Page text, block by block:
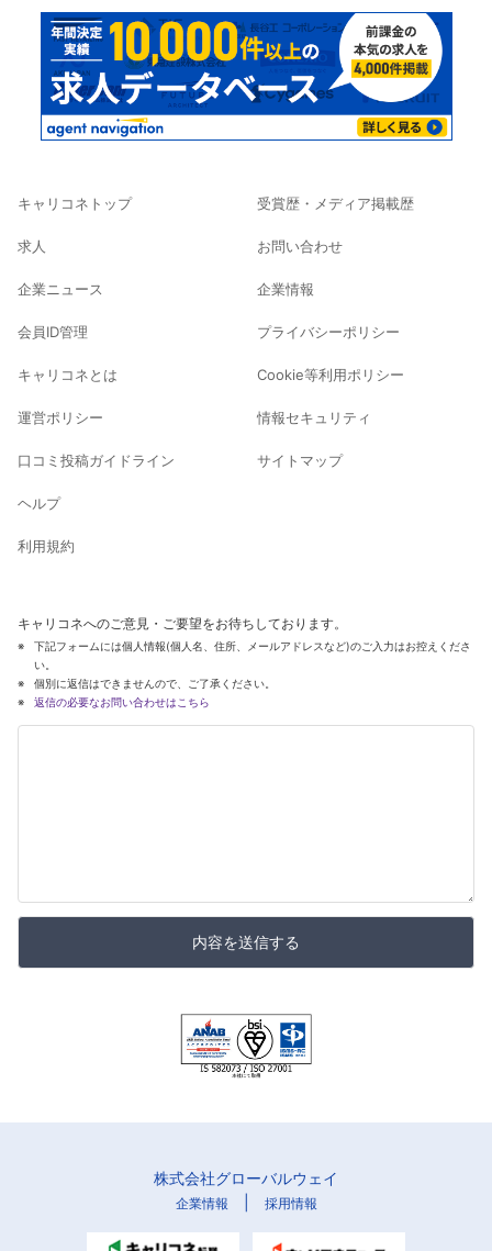
キャリコネトップ
求人
企業ニュース
会員ID管理
キャリコネとは
運営ポリシー
口コミ投稿ガイドライン
ヘルプ
利用規約
受賞歴・メディア掲載歴
お問い合わせ
企業情報
プライバシーポリシー
Cookie等利用ポリシー
情報セキュリティ
サイトマップ
キャリコネへのご意見・ご要望をお待ちしております。
下記フォームには個人情報(個人名、住所、メールアドレスなど)のご入力はお控えくださ
い。
個別に返信はできませんので、ご了承ください。
返信の必要なお問い合わせはこちら
内容を送信する
株式会社グローバルウェイ
企業情報 採用情報